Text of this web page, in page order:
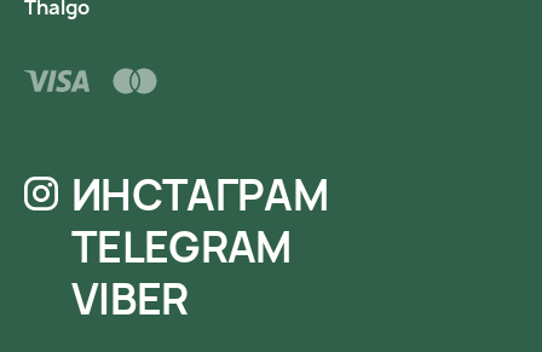
Thalgo
ИНСТАГРАМ
TELEGRAM
VIBER